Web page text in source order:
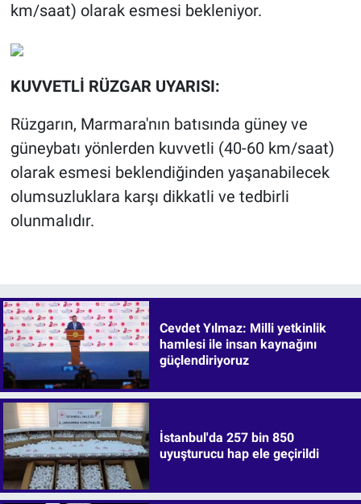
km/saat) olarak esmesi bekleniyor.
KUVVETLİ RÜZGAR UYARISI:
Rüzgarın, Marmara'nın batısında güney ve
güneybatı yönlerden kuvvetli (40-60 km/saat)
olarak esmesi beklendiğinden yaşanabilecek
olumsuzluklara karşı dikkatli ve tedbirli
olunmalıdır.
Cevdet Yılmaz: Milli yetkinlik
hamlesi ile insan kaynağını
güçlendiriyoruz
İstanbul'da 257 bin 850
uyuşturucu hap ele geçirildi